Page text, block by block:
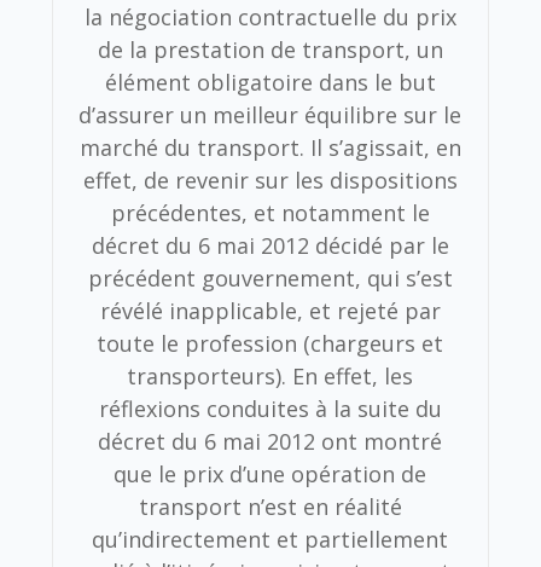
la négociation contractuelle du prix
de la prestation de transport, un
élément obligatoire dans le but
d’assurer un meilleur équilibre sur le
marché du transport. Il s’agissait, en
effet, de revenir sur les dispositions
précédentes, et notamment le
décret du 6 mai 2012 décidé par le
précédent gouvernement, qui s’est
révélé inapplicable, et rejeté par
toute le profession (chargeurs et
transporteurs). En effet, les
réflexions conduites à la suite du
décret du 6 mai 2012 ont montré
que le prix d’une opération de
transport n’est en réalité
qu’indirectement et partiellement